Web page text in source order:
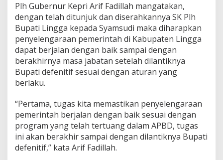
g
a
i
P
h
B
u
i
L
i
n
g
g
Plh Gubernur Kepri Arif Fadillah mangatakan,
dengan telah ditunjuk dan diserahkannya SK Plh
Bupati Lingga kepada Syamsudi maka diharapkan
penyelengaraan pemerintah di Kabupaten Lingga
dapat berjalan dengan baik sampai dengan
berakhirnya masa jabatan setelah dilantiknya
Bupati defenitif sesuai dengan aturan yang
berlaku.
“Pertama, tugas kita memastikan penyelengaraan
pemerintah berjalan dengan baik sesuai dengan
program yang telah tertuang dalam APBD, tugas
ini akan berakhir sampai dengan dilantiknya Bupati
defenitif,” kata Arif Fadillah.